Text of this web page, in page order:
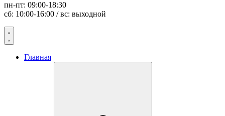
пн-пт: 09:00-18:30
сб: 10:00-16:00 / вс: выходной
Главная